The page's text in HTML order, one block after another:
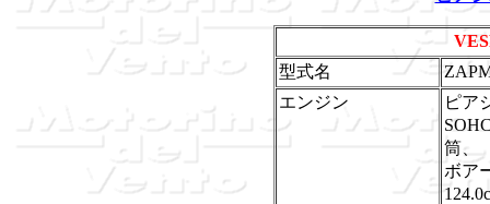
型式名
エンジン
ピア
筒、
ボア